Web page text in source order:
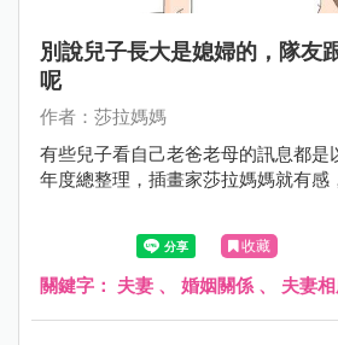
別說兒子長大是媳婦的，隊友
呢
作者：莎拉媽媽
有些兒子看自己老爸老母的訊息都是
年度總整理，插畫家莎拉媽媽就有感
收藏
關鍵字： 夫妻 、 婚姻關係 、 夫妻